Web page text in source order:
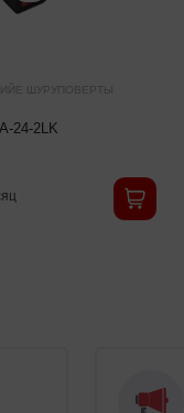
ШУРУПОВЕРТЫ
24-2LK